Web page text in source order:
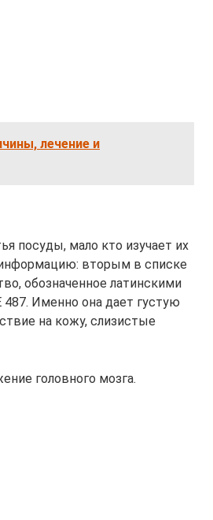
лечение и
посуды, мало кто изучает их
вторым в списке
обозначенное латинскими
487. Именно она дает густую
на кожу, слизистые
головного мозга.